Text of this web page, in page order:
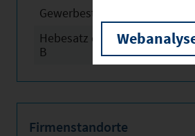
Gewerbesteuerhebesatz
Hebesatz der Grundsteuer
B
Firmenstandorte